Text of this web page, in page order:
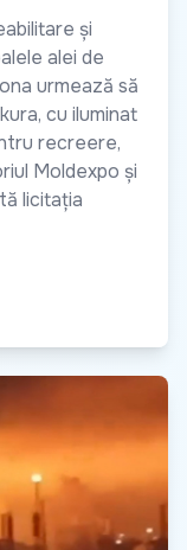
și
alei de
urmează să
cu iluminat
recreere,
Moldexpo și
licitația